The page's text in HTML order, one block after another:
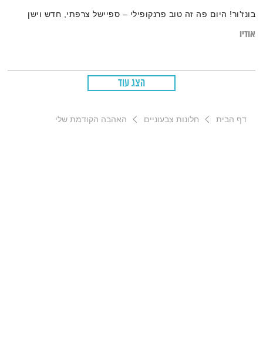
בונז'ור! היום פה זה טוב פרנקופילי – ספיישל צרפתי, חדש וישן
אודיו
הצג עוד
דף הבית חלונות צבעוניים האהבה הקודמת שלי